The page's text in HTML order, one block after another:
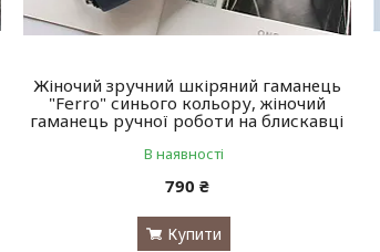
Жіночий зручний шкіряний гаманець
"Ferro" синього кольору, жіночий
гаманець ручної роботи на блискавці
В наявності
790 ₴
Купити